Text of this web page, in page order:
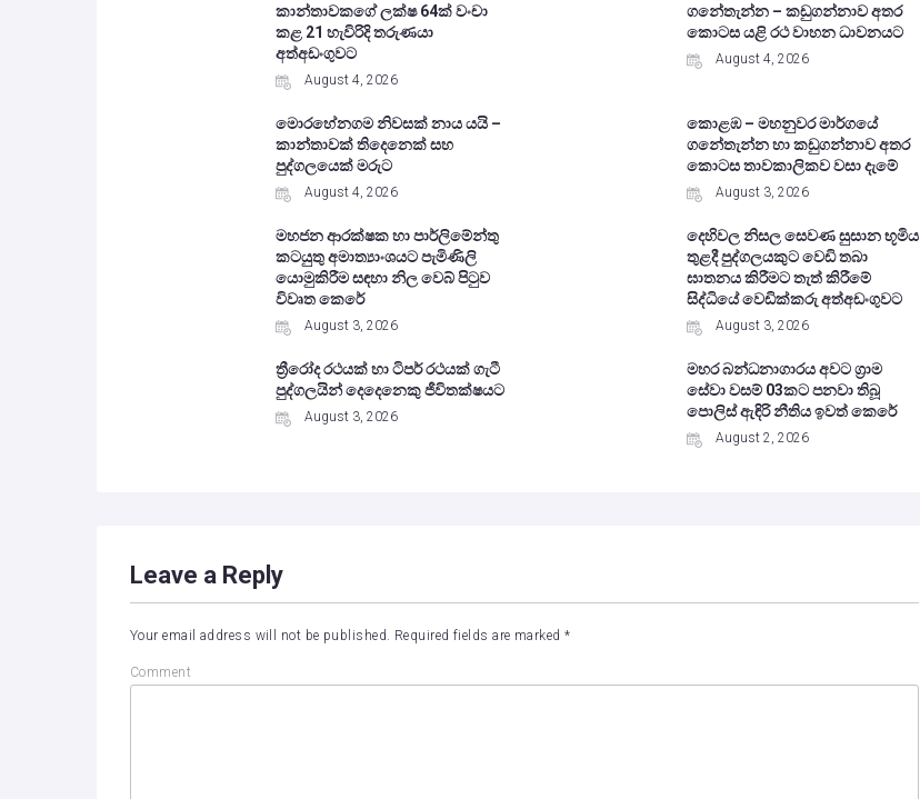
කාන්තාවකගේ ලක්ෂ 64ක් වංචා
කළ 21 හැවිරිදි තරුණයා
අත්අඩංගුවට
August 4, 2026
ගනේතැන්න – කඩුගන්නාව අතර
කොටස යළි රථ වාහන ධාවනයට
August 4, 2026
මොරහේනගම නිවසක් නාය යයි –
කාන්තාවක් තිදෙනෙක් සහ
පුද්ගලයෙක් මරුට
August 4, 2026
කොළඹ – මහනුවර මාර්ගයේ
ගනේතැන්න හා කඩුගන්නාව අතර
කොටස තාවකාලිකව වසා දැමේ
August 3, 2026
මහජන ආරක්ෂක හා පාර්ලිමේන්තු
කටයුතු අමාත්‍යාංශයට පැමිණිලි
යොමුකිරීම සඳහා නිල වෙබ් පිටුව
විවෘත කෙරේ
August 3, 2026
දෙහිවල නිසල සෙවණ සුසාන භූමිය
තුළදී පුද්ගලයකුට වෙඩි තබා
ඝාතනය කිරීමට තැත් කිරීමේ
සිද්ධියේ වෙඩික්කරු අත්අඩංගුවට
August 3, 2026
ත්‍රීරෝද රථයක් හා ටිපර් රථයක් ගැටී
පුද්ගලයින් දෙදෙනෙකු ජීවිතක්ෂයට
August 3, 2026
මහර බන්ධනාගාරය අවට ග්‍රාම
සේවා වසම් 03කට පනවා තිබූ
පොලිස් ඇඳිරි නීතිය ඉවත් කෙරේ
August 2, 2026
Leave a Reply
Your email address will not be published. Required fields are marked*
Comment